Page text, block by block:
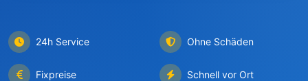
24h Service Ohne Schäden
Fixpreise Schnell vor Ort